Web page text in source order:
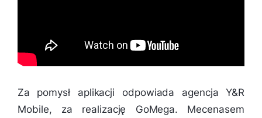
Za pomysł aplikacji odpowiada agencja Y&R
Mobile, za realizację GoMega. Mecenasem